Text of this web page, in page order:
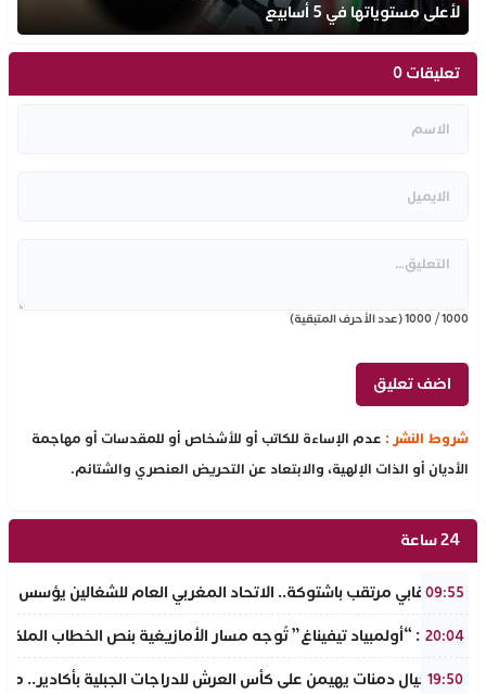
لأعلى مستوياتها في 5 أسابيع
تعليقات 0
1000
/
1000(عدد الأحرف المتبقية)
شروط النشر : عدم الإساءة للكاتب أو للأشخاص أو للمقدسات أو مهاجمة
الأديان أو الذات الإلهية، والابتعاد عن التحريض العنصري والشتائم.
24 ساعة
09:55
حدث نقابي مرتقب باشتوكة.. الاتحاد المغربي العام للشغالين
20:04
تفراوت: “أولمبياد تيفيناغ” تُوجه مسار الأمازيغية بنص الخطاب الملكي
19:50
نادي أجيال دمنات يهيمن على كأس العرش للدراجات الجبلية بأكادير..